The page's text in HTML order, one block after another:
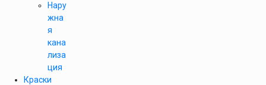
Нару
жна
я
кана
лиза
ция
Краски